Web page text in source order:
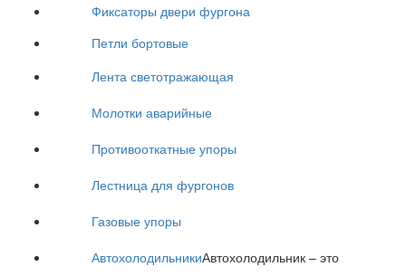
Фиксаторы двери фургона
Петли бортовые
Лента светотражающая
Молотки аварийные
Противооткатные упоры
Лестница для фургонов
Газовые упоры
АвтохолодильникиАвтохолодильник – это